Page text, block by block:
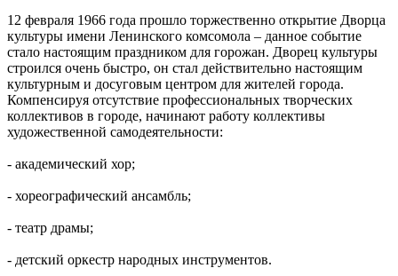
12 февраля 1966 года прошло торжественно открытие Дворца
культуры имени Ленинского комсомола – данное событие
стало настоящим праздником для горожан. Дворец культуры
строился очень быстро, он стал действительно настоящим
культурным и досуговым центром для жителей города.
Компенсируя отсутствие профессиональных творческих
коллективов в городе, начинают работу коллективы
художественной самодеятельности:
- академический хор;
- хореографический ансамбль;
- театр драмы;
- детский оркестр народных инструментов.